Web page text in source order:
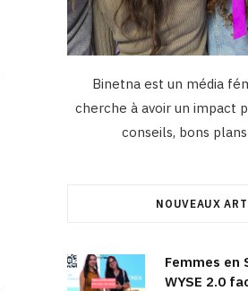
Binetna est un média
cherche à avoir un impact
conseils, bons
NOUVEAUX
Femmes en
WYSE 2.0